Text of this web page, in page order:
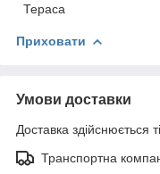
Тераса
Приховати
Умови доставки
Доставка здійснюється
Транспортна